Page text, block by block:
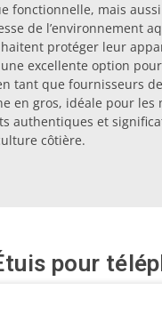
fonctionnelle, mais
de l’environnement
protéger leur
excellente option
tant que fournisseurs
en gros, idéale pour les
authentiques et
côtière.
pour